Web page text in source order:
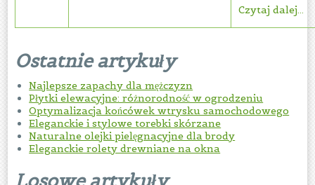
Czytaj dalej...
Ostatnie artykuły
Najlepsze zapachy dla mężczyzn
Płytki elewacyjne: różnorodność w ogrodzeniu
Optymalizacja końcówek wtrysku samochodowego
Eleganckie i stylowe torebki skórzane
Naturalne olejki pielęgnacyjne dla brody
Eleganckie rolety drewniane na okna